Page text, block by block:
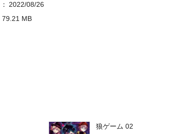
狼ゲーム 02
2022/08/26
79.21 MB